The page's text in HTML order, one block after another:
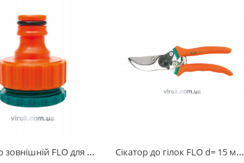
Адаптер зовнішній FLO для крана 3/4"-1" /ABS/ [100] 89251
Сікатор до гілок FLO d= 15 мм, l= 205 мм [20/60] 99203